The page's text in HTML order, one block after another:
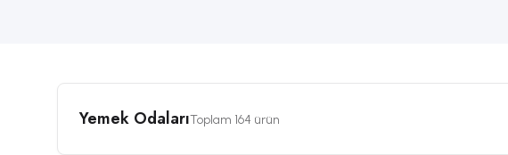
Yemek OdalarıToplam 164 ürün